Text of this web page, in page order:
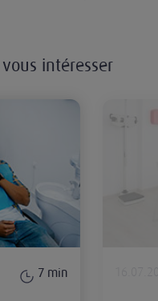
intéresser
dentiste face aux
7 min